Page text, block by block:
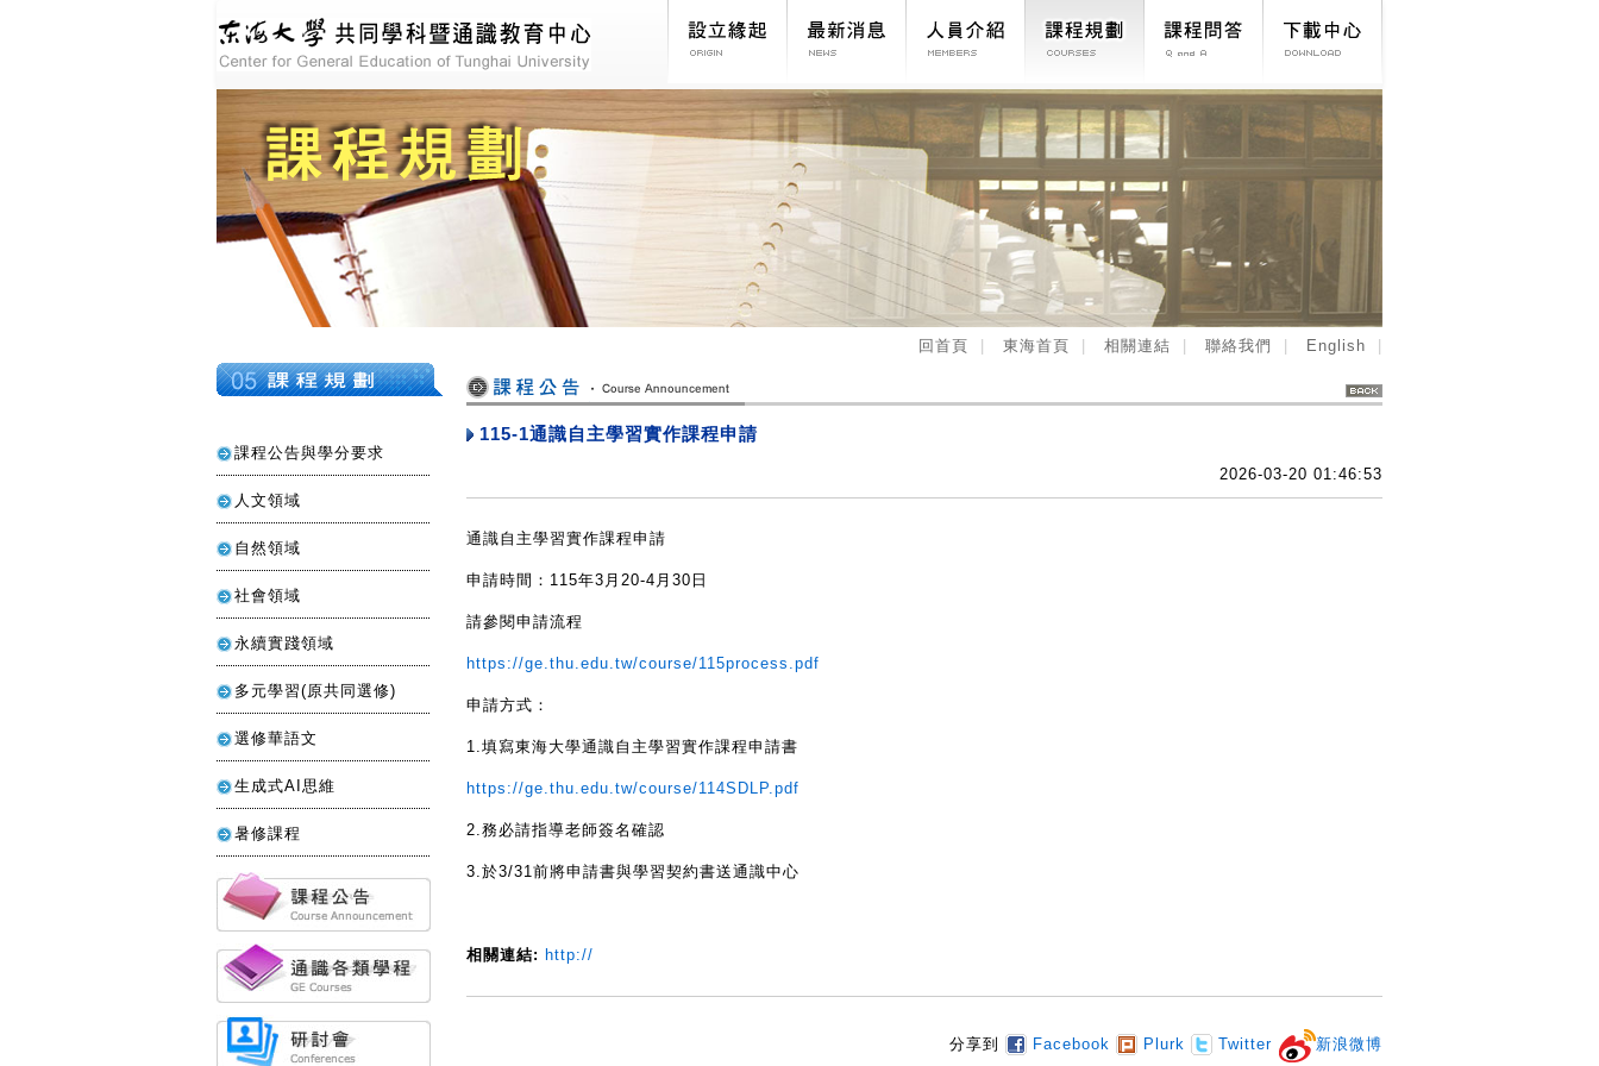
東海大學共同學科
暨通識教育中心
設立緣起 最新消息 人員介紹 課程規劃 課程問答 下載中心
回首頁 東海首頁 相關連結 聯絡我們 English
課程公告與學分要求
人文領域
自然領域
社會領域
永續實踐領域
多元學習(原共同選修)
選修華語文
生成式AI思維
暑修課程
BACK
115-1通識自主學習實作課程申請
2026-03-20 01:46:53
通識自主學習實作課程申請
申請時間：115年3月20-4月30日
請參閱申請流程
https://ge.thu.edu.tw/course/115process.pdf
申請方式：
1.填寫東海大學通識自主學習實作課程申請書
https://ge.thu.edu.tw/course/114SDLP.pdf
2.務必請指導老師簽名確認
3.於3/31前將申請書與學習契約書送通識中心
相關連結: http://
分享到 Facebook Plurk Twitter 新浪微博